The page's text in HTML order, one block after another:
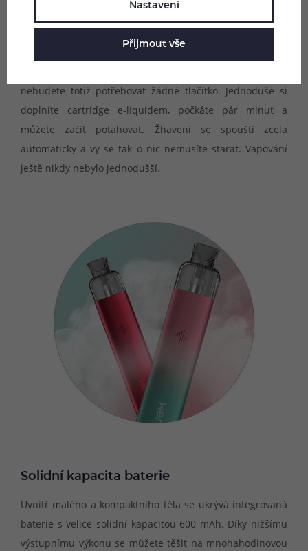
Automatické spínání
nebudete totiž potřebovat žádné tlačítko. Jednoduše si
doplníte cartridge e-liquidem, počkáte pár minut a
můžete začít potahovat. Žhavení se spouští zcela
automaticky a vy se tak o nic nemusíte starat. Vapování
ještě nikdy nebylo jednodušší.
Solidní kapacita baterie
Uvnitř malého a kompaktního těla se ukrývá integrovaná
baterie s velice solidní kapacitou 600 mAh. Díky nižšímu
výstupnímu výkonu se můžete těšit na mnohahodinovou
Nastavení
Přijmout vše